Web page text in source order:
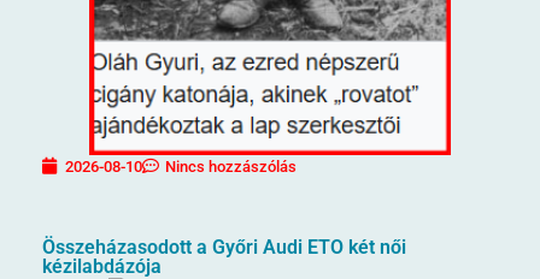
2026-08-10 Nincs hozzászólás
Összeházasodott a Győri Audi ETO két női
kézilabdázója